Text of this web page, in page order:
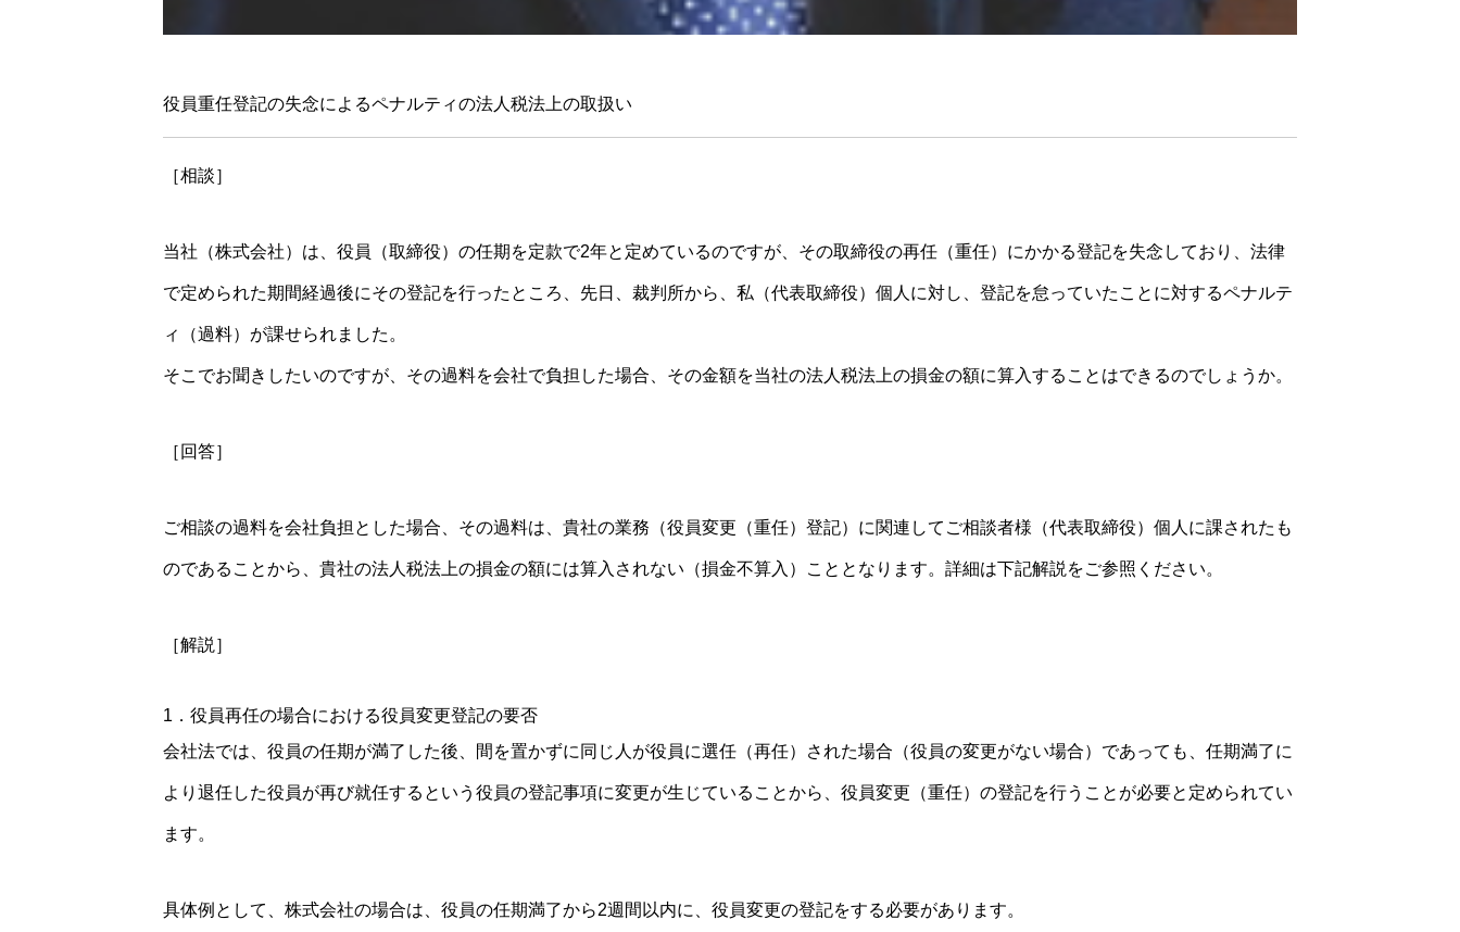
役員重任登記の失念によるペナルティの法人税法上の取扱い
［相談］
当社（株式会社）は、役員（取締役）の任期を定款で2年と定めているのですが、その取締役の再任（重任）にかかる登記を失念しており、法律
で定められた期間経過後にその登記を行ったところ、先日、裁判所から、私（代表取締役）個人に対し、登記を怠っていたことに対するペナルテ
ィ（過料）が課せられました。
そこでお聞きしたいのですが、その過料を会社で負担した場合、その金額を当社の法人税法上の損金の額に算入することはできるのでしょうか。
［回答］
ご相談の過料を会社負担とした場合、その過料は、貴社の業務（役員変更（重任）登記）に関連してご相談者様（代表取締役）個人に課されたも
のであることから、貴社の法人税法上の損金の額には算入されない（損金不算入）こととなります。詳細は下記解説をご参照ください。
［解説］
1．役員再任の場合における役員変更登記の要否
会社法では、役員の任期が満了した後、間を置かずに同じ人が役員に選任（再任）された場合（役員の変更がない場合）であっても、任期満了に
より退任した役員が再び就任するという役員の登記事項に変更が生じていることから、役員変更（重任）の登記を行うことが必要と定められてい
ます。
具体例として、株式会社の場合は、役員の任期満了から2週間以内に、役員変更の登記をする必要があります。